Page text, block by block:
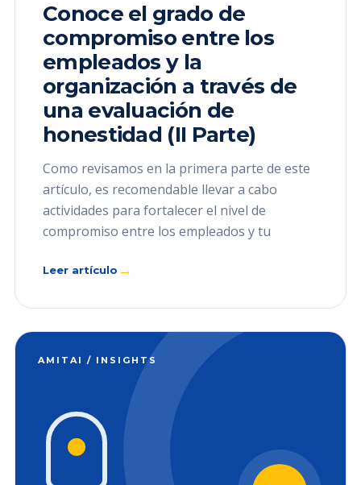
Conoce el grado de
compromiso entre los
empleados y la
organización a través de
una evaluación de
honestidad (II Parte)
Como revisamos en la primera parte de este
artículo, es recomendable llevar a cabo
actividades para fortalecer el nivel de
compromiso entre los empleados y tu
Leer artículo →
AMITAI / INSIGHTS